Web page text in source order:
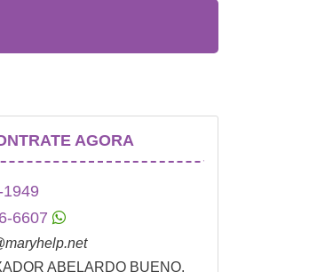
AGORA
1949
6607
ABELARDO BUENO,